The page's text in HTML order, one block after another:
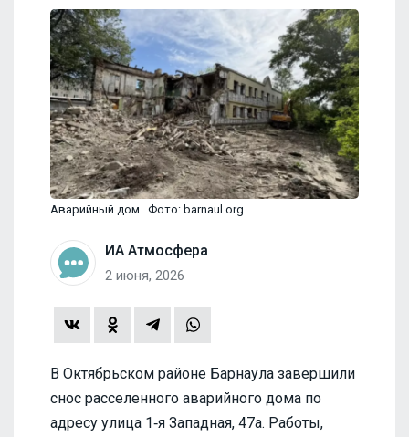
Аварийный дом . Фото: barnaul.org
ИА Атмосфера
2 июня, 2026
В Октябрьском районе Барнаула завершили
снос расселенного аварийного дома по
адресу улица 1‑я Западная, 47а. Работы,